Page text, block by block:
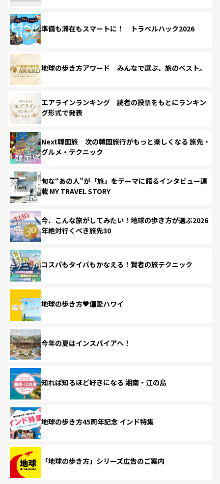
準備も滞在もスマートに！ トラベルハック2026
地球の歩き方アワード みんなで選ぶ、旅のベスト。
エアラインランキング 読者の投票をもとにランキン
グ形式で発表
Next韓国旅 次の韓国旅行がもっと楽しくなる 旅先・
グルメ・テクニック
旬な“あの人”が「旅」をテーマに語るインタビュー連
載 MY TRAVEL STORY
今、こんな旅がしてみたい！地球の歩き方が選ぶ2026
年絶対行くべき旅先30
コスパもタイパもかなえる！賢者の旅テクニック
地球の歩き方♥偏愛ハワイ
今年の夏はインスパイアへ！
知れば知るほど好きになる 湘南・江の島
地球の歩き方45周年記念 インド特集
「地球の歩き方」シリーズ広告のご案内